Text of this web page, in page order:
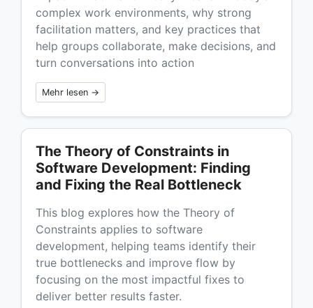
complex work environments, why strong
facilitation matters, and key practices that
help groups collaborate, make decisions, and
turn conversations into action
Mehr lesen →
The Theory of Constraints in
Software Development: Finding
and Fixing the Real Bottleneck
This blog explores how the Theory of
Constraints applies to software
development, helping teams identify their
true bottlenecks and improve flow by
focusing on the most impactful fixes to
deliver better results faster.